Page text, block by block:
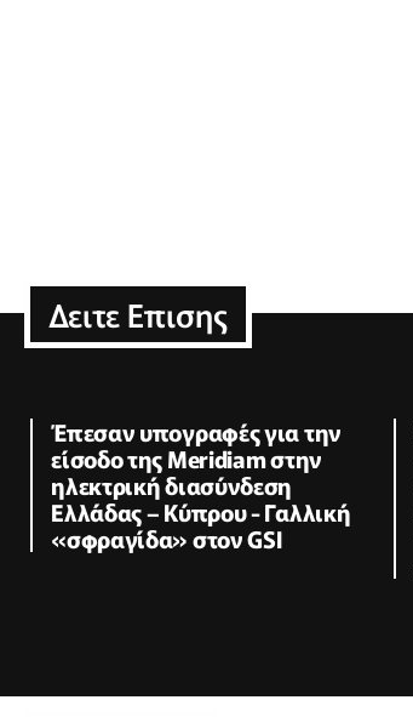
Δειτε Επισης
Έπεσαν υπογραφές για την
είσοδο της Meridiam στην
ηλεκτρική διασύνδεση
Ελλάδας – Κύπρου - Γαλλική
«σφραγίδα» στον GSI